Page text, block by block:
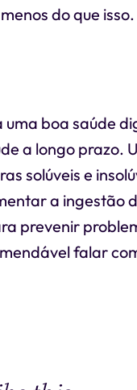
do que isso.
boa saúde
a longo prazo.
solúveis e
a ingestão
prevenir
falar